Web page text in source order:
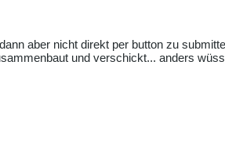
aber nicht direkt per button zu
und verschickt... anders